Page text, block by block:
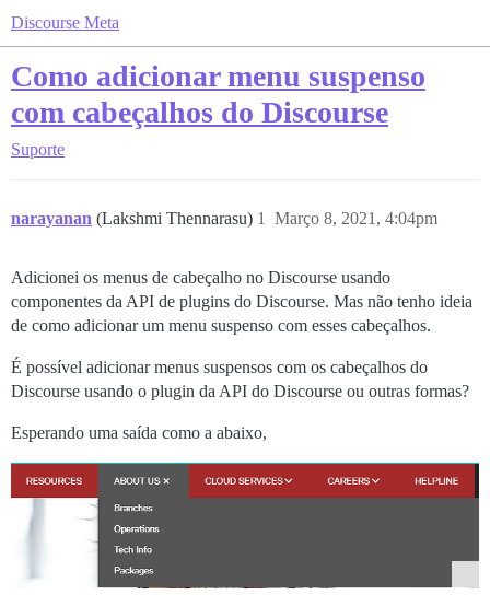
Discourse Meta
Como adicionar menu suspenso
com cabeçalhos do Discourse
Suporte
narayanan (Lakshmi Thennarasu) Março 8, 2021, 4:04pm
1
Adicionei os menus de cabeçalho no Discourse usando
componentes da API de plugins do Discourse. Mas não tenho ideia
de como adicionar um menu suspenso com esses cabeçalhos.
É possível adicionar menus suspensos com os cabeçalhos do
Discourse usando o plugin da API do Discourse ou outras formas?
Esperando uma saída como a abaixo,